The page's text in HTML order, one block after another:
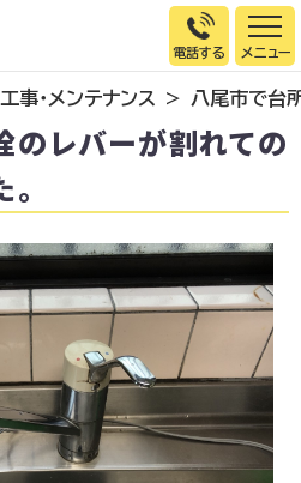
電話する
事・メンテナンス 八尾市で台
のレバーが割れての